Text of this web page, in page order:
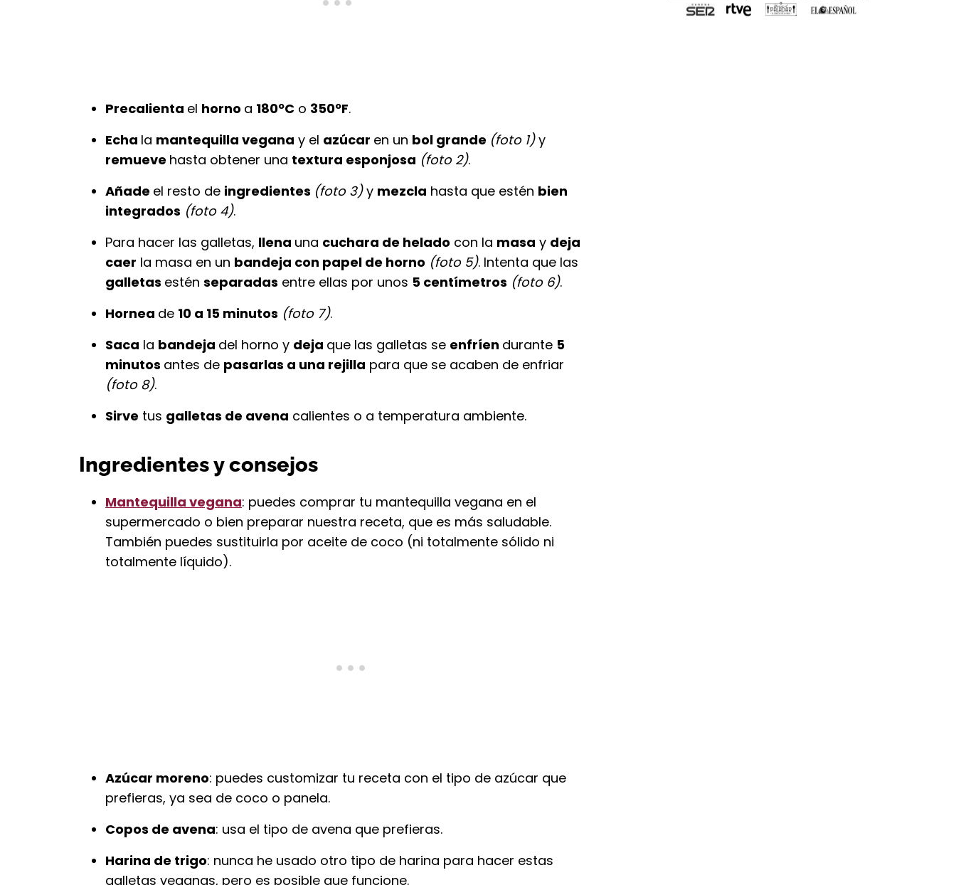
Precalienta el horno a 180ºC o 350ºF.
Echa la mantequilla vegana y el azúcar en un bol grande (foto 1)y
remueve hasta obtener una textura esponjosa (foto 2).
Añade el resto de ingredientes (foto 3)y mezcla hasta que estén bien
integrados (foto 4).
Para hacer las galletas, llena una cuchara de helado con la masa y deja
caer la masa en un bandeja con papel de horno (foto 5). Intenta que las
galletas estén separadas entre ellas por unos 5 centímetros (foto 6).
Hornea de 10 a 15 minutos (foto 7).
Saca la bandeja del horno y deja que las galletas se enfríen durante 5
minutos antes de pasarlas a una rejilla para que se acaben de enfriar
(foto 8).
Sirve tus galletas de avena calientes o a temperatura ambiente.
Ingredientes y consejos
Mantequilla vegana: puedes comprar tu mantequilla vegana en el
supermercado o bien preparar nuestra receta, que es más saludable.
También puedes sustituirla por aceite de coco (ni totalmente sólido ni
totalmente líquido).
Azúcar moreno: puedes customizar tu receta con el tipo de azúcar que
prefieras, ya sea de coco o panela.
Copos de avena: usa el tipo de avena que prefieras.
Harina de trigo: nunca he usado otro tipo de harina para hacer estas
galletas veganas, pero es posible que funcione.